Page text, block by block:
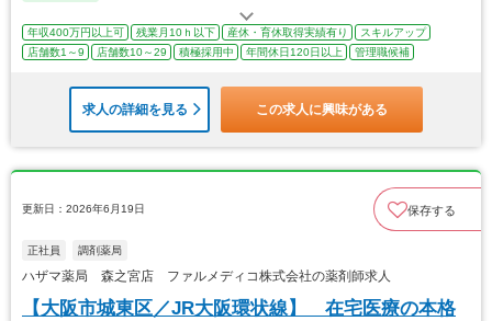
年収400万円以上可 残業月10ｈ以下 産休・育休取得実績有り
スキルアップ
店舗数1～9
店舗数10～29 積極採用中 年間休日120日以上 管理職候補
求人の詳細を見る この求人に興味がある
更新日：2026年6月19日 保存する
正社員 調剤薬局
ハザマ薬局 森之宮店 ファルメディコ株式会社の薬剤師求人
【大阪市城東区／JR大阪環状線】 在宅医療の本格